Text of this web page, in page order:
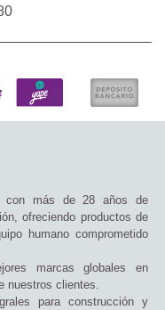
con más de 28 años de
ofreciendo productos de
humano comprometido
marcas globales en
nuestros clientes.
para construcción y